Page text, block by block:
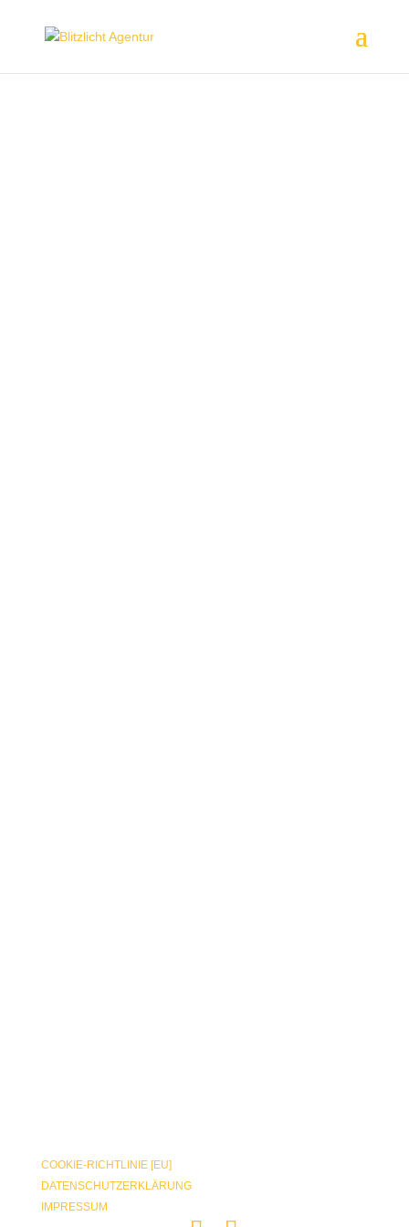
COOKIE-RICHTLINIE [EU]
DATENSCHUTZERKLÄRUNG
IMPRESSUM